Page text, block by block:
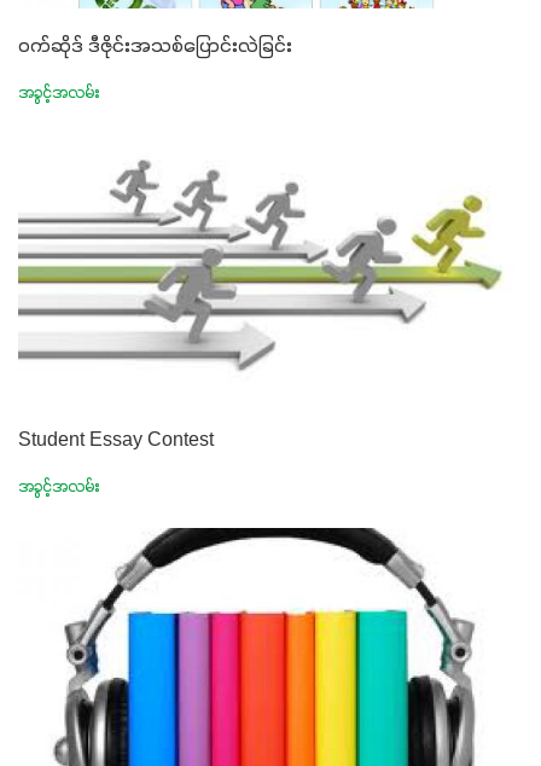
ဝက်ဆိုဒ် ဒီဇိုင်းအသစ်ပြောင်းလဲခြင်း
အခွင့်အလမ်း
Student Essay Contest
အခွင့်အလမ်း